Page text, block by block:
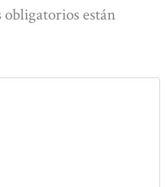
obligatorios están